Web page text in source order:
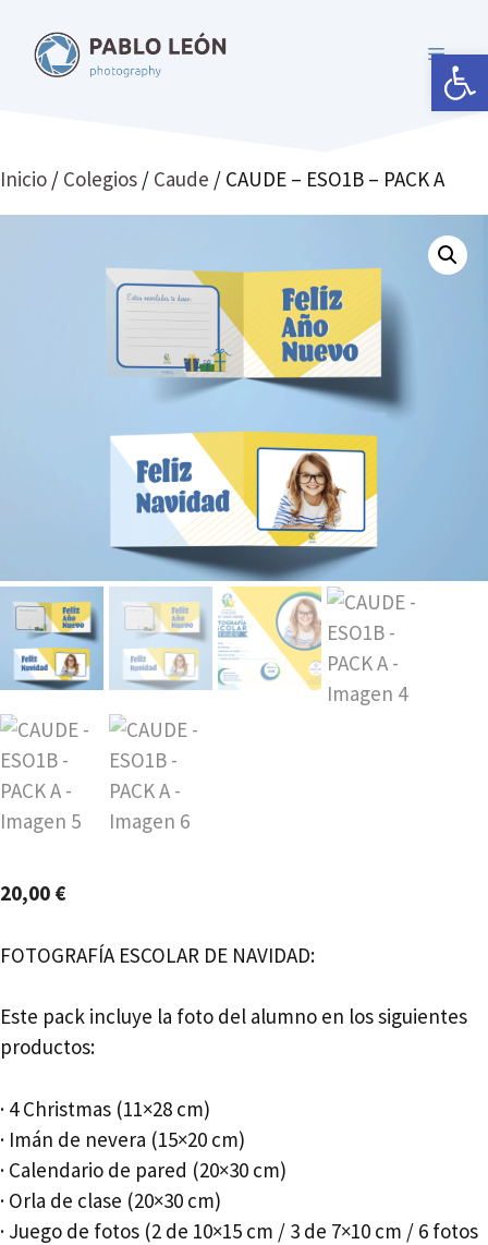
Abrir
contenido
MENÚ
Inicio / Colegios / Caude / CAUDE – ESO1B – PACK A
20,00 €
FOTOGRAFÍA ESCOLAR DE NAVIDAD:
Este pack incluye la foto del alumno en los siguientes
productos:
· 4 Christmas (11×28 cm)
· Imán de nevera (15×20 cm)
· Calendario de pared (20×30 cm)
· Orla de clase (20×30 cm)
· Juego de fotos (2 de 10×15 cm / 3 de 7×10 cm / 6 fotos